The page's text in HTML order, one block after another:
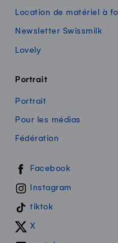
Location de matériel à
Newsletter Swissmilk
Lovely
Portrait
Portrait
Pour les médias
Fédération
Swissmilk sur les
Facebook
Instagram
tiktok
X